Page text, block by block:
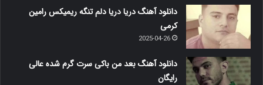
دانلود آهنگ دریا دریا دلم تنگه ریمیکس رامین
کرمی
2025-04-26
دانلود آهنگ بعد من باکی سرت گرم شده عالی
رایگان